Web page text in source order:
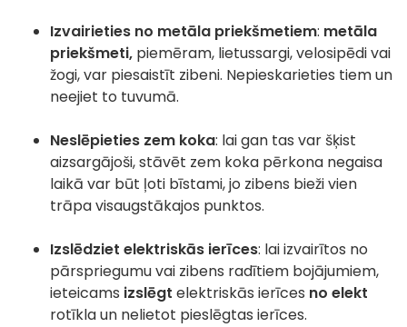
Izvairieties no metāla priekšmetiem: metāla
priekšmeti, piemēram, lietussargi, velosipēdi vai
žogi, var piesaistīt zibeni. Nepieskarieties tiem un
neejiet to tuvumā.
Neslēpieties zem koka: lai gan tas var šķist
aizsargājoši, stāvēt zem koka pērkona negaisa
laikā var būt ļoti bīstami, jo zibens bieži vien
trāpa visaugstākajos punktos.
Izslēdziet elektriskās ierīces: lai izvairītos no
pārspriegumu vai zibens radītiem bojājumiem,
ieteicams izslēgt elektriskās ierīces no elekt
rotīkla un nelietot pieslēgtas ierīces.